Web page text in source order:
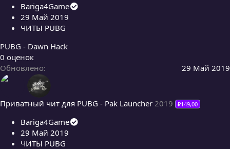
Bariga4Game
29 Май 2019
ЧИТЫ PUBG
PUBG - Dawn Hack
0
,
0
з
0 оценок
Обновлено
29 Май 2019
Приватный чит для PUBG - Pak Launcher 2019 ₽149,00
Bariga4Game
29 Май 2019
ЧИТЫ PUBG